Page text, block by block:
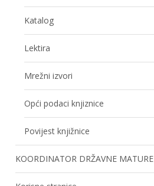
Katalog
Lektira
Mrežni izvori
Opći podaci knjiznice
Povijest knjižnice
KOORDINATOR DRŽAVNE MATURE